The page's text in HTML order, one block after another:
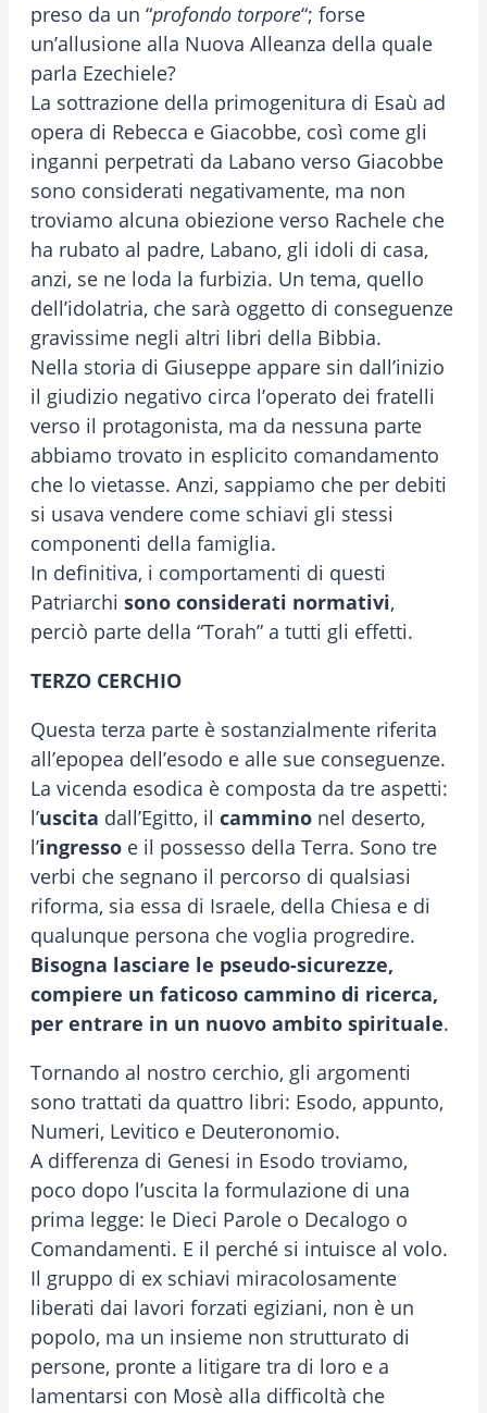
preso da un “profondo torpore“; forse
un’allusione alla Nuova Alleanza della quale
parla Ezechiele?
La sottrazione della primogenitura di Esaù ad
opera di Rebecca e Giacobbe, così come gli
inganni perpetrati da Labano verso Giacobbe
sono considerati negativamente, ma non
troviamo alcuna obiezione verso Rachele che
ha rubato al padre, Labano, gli idoli di casa,
anzi, se ne loda la furbizia. Un tema, quello
dell’idolatria, che sarà oggetto di conseguenze
gravissime negli altri libri della Bibbia.
Nella storia di Giuseppe appare sin dall’inizio
il giudizio negativo circa l’operato dei fratelli
verso il protagonista, ma da nessuna parte
abbiamo trovato in esplicito comandamento
che lo vietasse. Anzi, sappiamo che per debiti
si usava vendere come schiavi gli stessi
componenti della famiglia.
In definitiva, i comportamenti di questi
Patriarchi sono considerati normativi,
perciò parte della “Torah” a tutti gli effetti.
TERZO CERCHIO
Questa terza parte è sostanzialmente riferita
all’epopea dell’esodo e alle sue conseguenze.
La vicenda esodica è composta da tre aspetti:
l’uscita dall’Egitto, il cammino nel deserto,
l’ingresso e il possesso della Terra. Sono tre
verbi che segnano il percorso di qualsiasi
riforma, sia essa di Israele, della Chiesa e di
qualunque persona che voglia progredire.
Bisogna lasciare le pseudo-sicurezze,
compiere un faticoso cammino di ricerca,
per entrare in un nuovo ambito spirituale.
Tornando al nostro cerchio, gli argomenti
sono trattati da quattro libri: Esodo, appunto,
Numeri, Levitico e Deuteronomio.
A differenza di Genesi in Esodo troviamo,
poco dopo l’uscita la formulazione di una
prima legge: le Dieci Parole o Decalogo o
Comandamenti. E il perché si intuisce al volo.
Il gruppo di ex schiavi miracolosamente
liberati dai lavori forzati egiziani, non è un
popolo, ma un insieme non strutturato di
persone, pronte a litigare tra di loro e a
lamentarsi con Mosè alla difficoltà che